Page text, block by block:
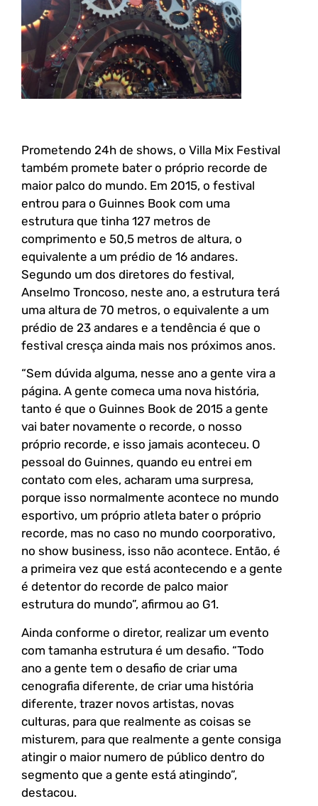
Prometendo 24h de shows, o Villa Mix Festival
também promete bater o próprio recorde de
maior palco do mundo. Em 2015, o festival
entrou para o Guinnes Book com uma
estrutura que tinha 127 metros de
comprimento e 50,5 metros de altura, o
equivalente a um prédio de 16 andares.
Segundo um dos diretores do festival,
Anselmo Troncoso, neste ano, a estrutura terá
uma altura de 70 metros, o equivalente a um
prédio de 23 andares e a tendência é que o
festival cresça ainda mais nos próximos anos.
“Sem dúvida alguma, nesse ano a gente vira a
página. A gente comeca uma nova história,
tanto é que o Guinnes Book de 2015 a gente
vai bater novamente o recorde, o nosso
próprio recorde, e isso jamais aconteceu. O
pessoal do Guinnes, quando eu entrei em
contato com eles, acharam uma surpresa,
porque isso normalmente acontece no mundo
esportivo, um próprio atleta bater o próprio
recorde, mas no caso no mundo coorporativo,
no show business, isso não acontece. Então, é
a primeira vez que está acontecendo e a gente
é detentor do recorde de palco maior
estrutura do mundo”, afirmou ao G1.
Ainda conforme o diretor, realizar um evento
com tamanha estrutura é um desafio. “Todo
ano a gente tem o desafio de criar uma
cenografia diferente, de criar uma história
diferente, trazer novos artistas, novas
culturas, para que realmente as coisas se
misturem, para que realmente a gente consiga
atingir o maior numero de público dentro do
segmento que a gente está atingindo”,
destacou.